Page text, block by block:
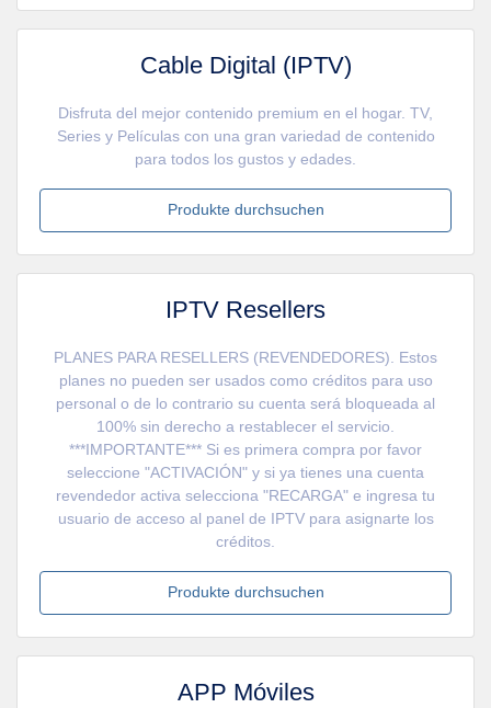
Cable Digital (IPTV)
Disfruta del mejor contenido premium en el hogar. TV,
Series y Películas con una gran variedad de contenido
para todos los gustos y edades.
Produkte durchsuchen
IPTV Resellers
PLANES PARA RESELLERS (REVENDEDORES). Estos
planes no pueden ser usados como créditos para uso
personal o de lo contrario su cuenta será bloqueada al
100% sin derecho a restablecer el servicio.
***IMPORTANTE*** Si es primera compra por favor
seleccione "ACTIVACIÓN" y si ya tienes una cuenta
revendedor activa selecciona "RECARGA" e ingresa tu
usuario de acceso al panel de IPTV para asignarte los
créditos.
Produkte durchsuchen
APP Móviles